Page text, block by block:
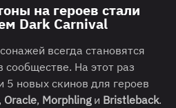
на героев стали
Dark Carnival
всегда становятся
На этот раз
5 новых скинов для героев
Oracle, Morphlingи Bristleback.